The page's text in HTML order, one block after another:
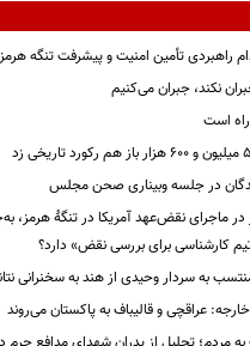
راهبردی تأمین امنیت و پیشرفت تنگه
نکند، جبران می‌کنیم
راه است
در جلسه وبیناری صحن مجلس
ماجرای نقض‌عهد آمریکا در تنگهٔ هرمز،
کارشناسی برای بررسی نقض» دارد؟
به سردار وحیدی از هند به سخنرانی
عراقچی و قالیباف به پاکستان می‌روند